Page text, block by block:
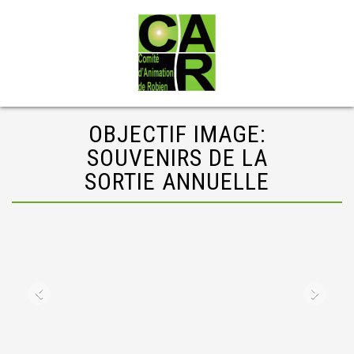
OBJECTIF IMAGE:
SOUVENIRS DE LA
SORTIE ANNUELLE